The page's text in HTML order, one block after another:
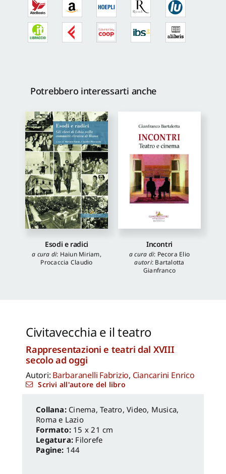
Potrebbero interessarti anche
Esodi e radici
a cura di: Haiun Miriam,
Procaccia Claudio
Incontri
a cura di: Pecora Elio
autori: Bartalotta
Gianfranco
Civitavecchia e il teatro
Rappresentazioni e teatri dal XVIII
secolo ad oggi
Autori: Barbaranelli Fabrizio, Ciancarini Enrico
Scrivi all'autore del libro
Cinema, Teatro, Video, Musica,
Roma e Lazio
Formato: 15 x 21 cm
Legatura: Filorefe
Pagine: 144